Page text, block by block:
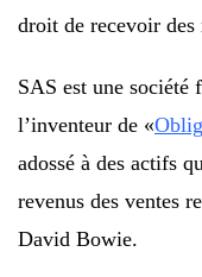
droit de recevoir des
SAS est une société
l’inventeur de «
adossé à des actifs
revenus des ventes
David Bowie.